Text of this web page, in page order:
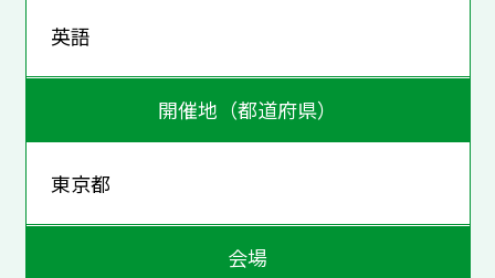
英語
開催地（都道府県）
東京都
会場